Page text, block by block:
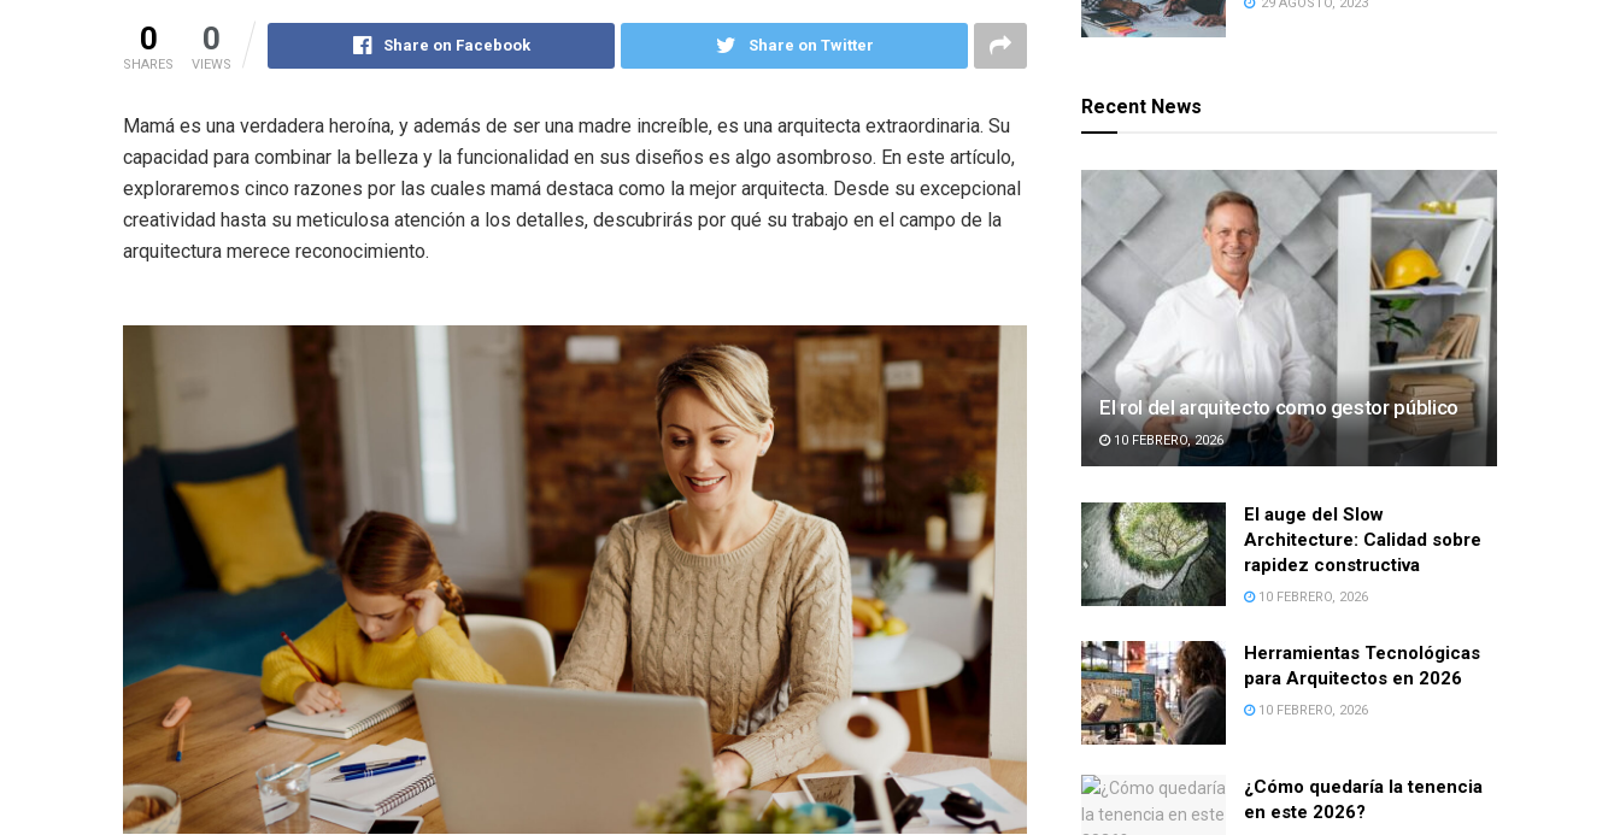
0
SHARES
0
VIEWS
Share on Facebook Share on Twitter
Mamá es una verdadera heroína, y además de ser una madre increíble, es una arquitecta extraordinaria. Su
capacidad para combinar la belleza y la funcionalidad en sus diseños es algo asombroso. En este artículo,
exploraremos cinco razones por las cuales mamá destaca como la mejor arquitecta. Desde su excepcional
creatividad hasta su meticulosa atención a los detalles, descubrirás por qué su trabajo en el campo de la
arquitectura merece reconocimiento.
Recent News
El rol del arquitecto como gestor público
10 FEBRERO, 2026
El auge del Slow
Architecture: Calidad sobre
rapidez constructiva
10 FEBRERO, 2026
Herramientas Tecnológicas
para Arquitectos en 2026
10 FEBRERO, 2026
¿Cómo quedaría la tenencia
en este 2026?